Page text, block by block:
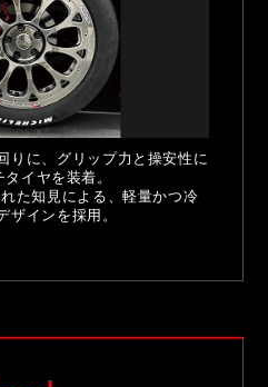
りに、グリップ力と操安性に
イヤを装着。
た知見による、軽量かつ冷
ザインを採用。